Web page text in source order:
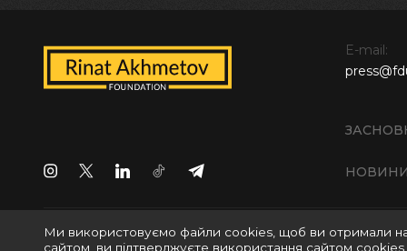
E-mail:
Всі права захищені © 2024 БО "Фонд Ріната Ахметова
Ми використовуємо файли cookies, щоб ви отримали
сайтом, ви підтверджуєте використання сайтом